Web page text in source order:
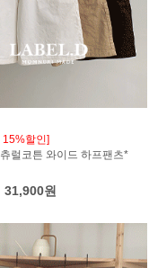
15%할인]
럴코튼 와이드 하프팬츠*
31,900원